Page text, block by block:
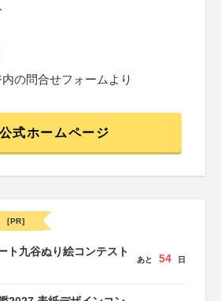
の問合せフォームより
公式ホームページ
[PR]
ト九谷ぬり絵コンテスト
あと 54 日